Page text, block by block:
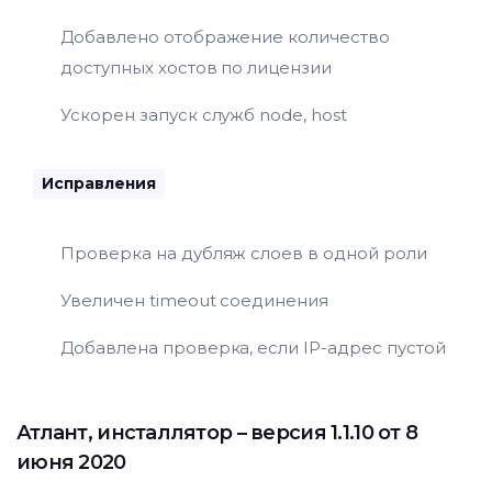
Добавлено отображение количество
доступных хостов по лицензии
Ускорен запуск служб node, host
Исправления
Проверка на дубляж слоев в одной роли
Увеличен timeout соединения
Добавлена проверка, если IP-адрес пустой
Атлант, инсталлятор– версия 1.1.10 от 8
июня 2020